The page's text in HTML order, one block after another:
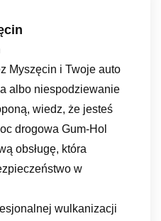
Myszęcin i Twoje auto
albo niespodziewanie
wiedz, że jesteś
drogowa Gum-Hol
obsługę, która
w
wulkanizacji